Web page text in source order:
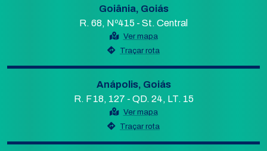
Goiânia, Goiás
R. 68, Nº415 - St. Central
Ver mapa
Traçar rota
Anápolis, Goiás
R. F 18, 127 - QD. 24, LT. 15
Ver mapa
Traçar rota